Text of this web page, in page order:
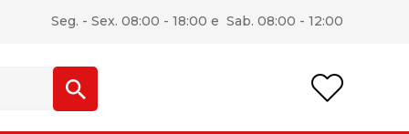
Seg. - Sex. 08:00 - 18:00 e Sab. 08:00 - 12:00